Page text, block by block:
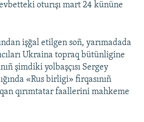
oturışı mart 24 kününe
işğal etilgen soñ, yarımadada
Ukraina topraq bütünligine
şimdiki yolbaşçısı Sergey
«Rus birligi» firqasınıñ
qırımtatar faallerini mahkeme